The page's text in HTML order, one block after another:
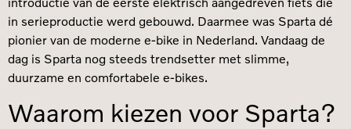
in serieproductie werd gebouwd. Daarmee was Sparta dé
pionier van de moderne e-bike in Nederland. Vandaag de
dag is Sparta nog steeds trendsetter met slimme,
duurzame en comfortabele e-bikes.
Waarom kiezen voor Sparta?